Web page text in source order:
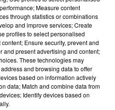
Orange
d'Or
la Côte d'Or
Orange ce
jusqu'à ce lundi
de risque de
Measure content
through statistics or combinations
and improve services; Create
profiles to select personalised
Ensure security, prevent and
and present advertising and content;
These technologies may
and browsing data to offer
based on information actively
data; Match and combine data from
Identify devices based on